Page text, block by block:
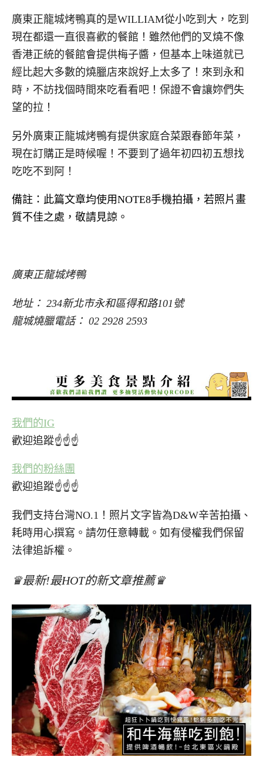
廣東正龍城烤鴨真的是WILLIAM從小吃到大，吃到
現在都還一直很喜歡的餐館！雖然他們的叉燒不像
香港正統的餐館會提供梅子醬，但基本上味道就已
經比起大多數的燒臘店來說好上太多了！來到永和
時，不訪找個時間來吃看看吧！保證不會讓妳們失
望的拉！
另外廣東正龍城烤鴨有提供家庭合菜跟春節年菜，
現在訂購正是時候喔！不要到了過年初四初五想找
吃吃不到阿！
備註：此篇文章均使用NOTE8手機拍攝，若照片畫
質不佳之處，敬請見諒。
廣東正龍城烤鴨
地址： 234新北市永和區得和路101號
龍城燒臘電話： 02 2928 2593
我們的IG
歡迎追蹤☝☝☝
我們的粉絲團
歡迎追蹤☝☝☝
我們支持台灣NO.1！照片文字皆為D&W辛苦拍攝、
耗時用心撰寫。請勿任意轉載。如有侵權我們保留
法律追訴權。
♛最新!最HOT的新文章推薦♛